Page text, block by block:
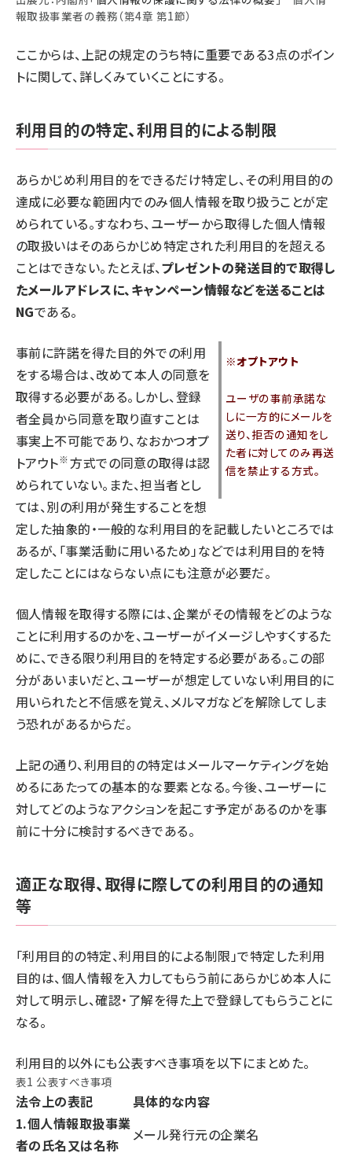
報取扱事業者の義務（第4章 第1節）
ここからは、上記の規定のうち特に重要である3点のポイン
トに関して、詳しくみていくことにする。
利用目的の特定、利用目的による制限
あらかじめ利用目的をできるだけ特定し、その利用目的の
達成に必要な範囲内でのみ個人情報を取り扱うことが定
められている。すなわち、ユーザーから取得した個人情報
の取扱いはそのあらかじめ特定された利用目的を超える
ことはできない。たとえば、プレゼントの発送目的で取得し
たメールアドレスに、キャンペーン情報などを送ることは
NGである。
※オプトアウト
ユーザの事前承諾な
しに一方的にメールを
送り、拒否の通知をし
た者に対してのみ再送
信を禁止する方式。
事前に許諾を得た目的外での利用
をする場合は、改めて本人の同意を
取得する必要がある。しかし、登録
者全員から同意を取り直すことは
事実上不可能であり、なおかつオプ
トアウト※ 方式での同意の取得は認
められていない。また、担当者とし
ては、別の利用が発生することを想
定した抽象的・一般的な利用目的を記載したいところでは
あるが、「事業活動に用いるため」などでは利用目的を特
定したことにはならない点にも注意が必要だ。
個人情報を取得する際には、企業がその情報をどのような
ことに利用するのかを、ユーザーがイメージしやすくするた
めに、できる限り利用目的を特定する必要がある。この部
分があいまいだと、ユーザーが想定していない利用目的に
用いられたと不信感を覚え、メルマガなどを解除してしま
う恐れがあるからだ。
上記の通り、利用目的の特定はメールマーケティングを始
めるにあたっての基本的な要素となる。今後、ユーザーに
対してどのようなアクションを起こす予定があるのかを事
前に十分に検討するべきである。
適正な取得、取得に際しての利用目的の通知
等
「利用目的の特定、利用目的による制限」で特定した利用
目的は、個人情報を入力してもらう前にあらかじめ本人に
対して明示し、確認・了解を得た上で登録してもらうことに
なる。
利用目的以外にも公表すべき事項を以下にまとめた。
表1 公表すべき事項
法令上の表記
具体的な内容
1.個人情報取扱事業
者の氏名又は名称
メール発行元の企業名